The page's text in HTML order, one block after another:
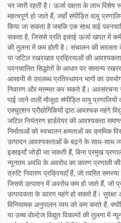
भर जारी रहती है। ऊर्जा दक्षता के लाभ
महत्वपूर्ण हो जाते हैं, जहाँ संपीड़ित वायु
किया जा सकता है जबकि एक साथ कई
सकता है, जिससे प्रति इकाई ऊर्जा खपत में
की तुलना में कम होती है। संचालन की सरलता
या जटिल रखरखाव प्रक्रियाओं की आवश्यकता
पवनचालित सिद्धांतों के आधार पर सामान्य
आसानी से उपलब्ध प्रतिस्थापन भागों का
निवारण और मरम्मत कर सकते हैं। अवसंरचना
पाई जाने वाली मौजूदा संपीड़ित वायु
एक्चुएशन प्रौद्योगिकियों द्वारा आवश्यक महंगे
जटिल नियंत्रण हार्डवेयर की आवश्यकता
निर्माताओं को स्वचालन क्षमताओं का क्रमिक
उत्पादन आवश्यकताओं के बढ़ने के साथ-साथ
इकाइयाँ जोड़ी जा सकती हैं, बिना प्रमुख
न्यूनतम अवधि के अवरोध का कारण प्रणाली
त्रुटि निवारण प्रक्रियाएँ हैं, जो त्वरित
जिससे उत्पादन में अवरोध कम हो जाते हैं, जो
उत्पादकता के कारण महंगे हो सकते हैं।
विनियामक अनुपालन व्यय को कम करते हैं,
या उच्च वोल्टेज विद्युत विकल्पों की तुलना में